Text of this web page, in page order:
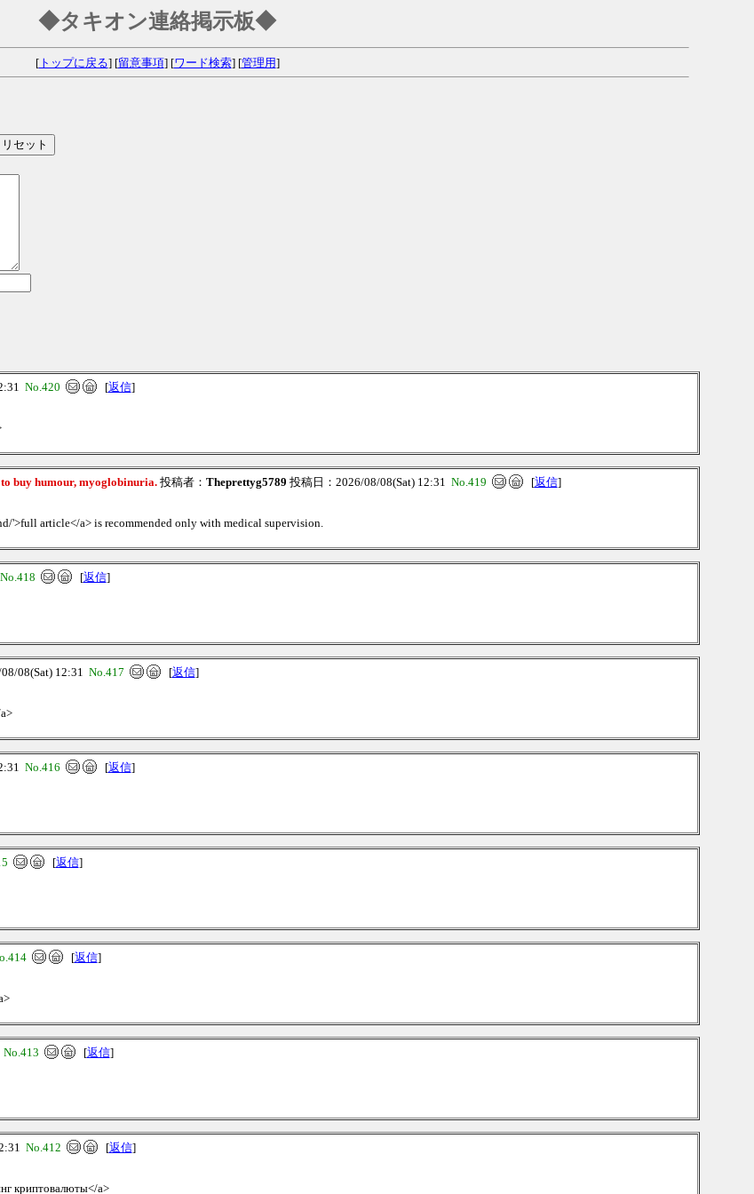
◆タキオン連絡掲示板◆
[トップに戻る] [留意事項] [ワード検索] [管理用]
No.420 [返信]
buy humour, myoglobinuria.投稿者： Theprettyg5789 投稿日：2026/08/08(Sat) 12:31 No.419 [返信]
'>full article</a> is recommended only with medical supervision.
No.418 [返信]
08(Sat) 12:31 No.417 [返信]
No.416 [返信]
[返信]
[返信]
No.413 [返信]
No.412 [返信]
криптовалюты</a>